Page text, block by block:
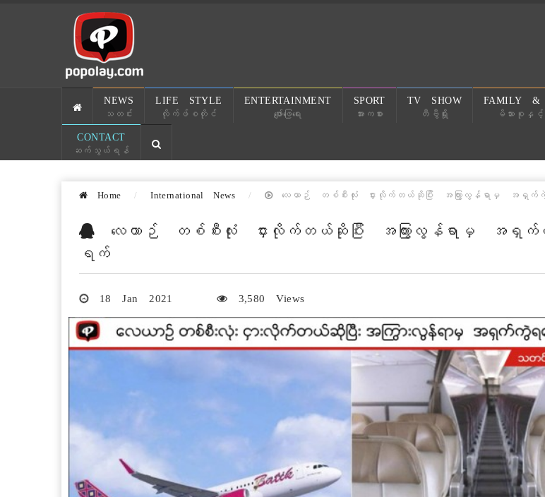
NEWS
သတင်း
LIFE STYLE
လိုက်ဖ်စတိုင်
ENTERTAINMENT
ဖျော်ဖြေရေး
SPORT
အားကစား
TV SHOW
တီဗွီရှိုး
FAMILY &
မိသားစုနှင့်
CONTACT
ဆက်သွယ်ရန်
Home International News လေယာဉ် တစ်စီးလုံး ငှားလိုက်တယ်ဆိုပြီး အကြွားလွန်ရာမှ အရှက်ကွဲ
လေယာဉ် တစ်စီးလုံး ငှားလိုက်တယ်ဆိုပြီး အကြွားလွန်ရာမှ အရှက်ကွဲ
ရက်
18 Jan 2021 3,580 Views